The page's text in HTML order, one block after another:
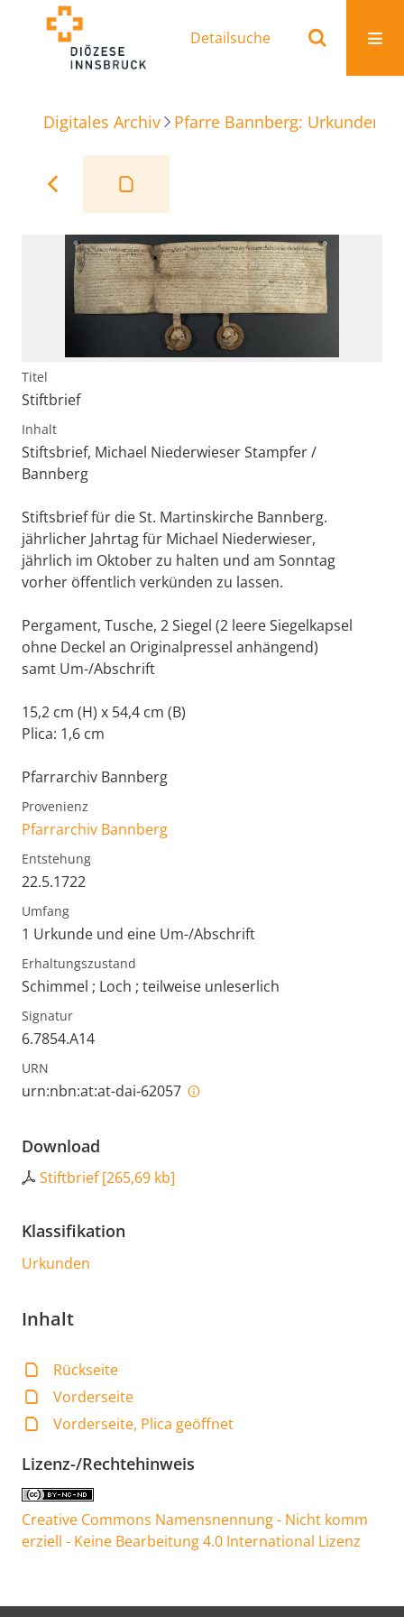
Detailsuche
Digitales Archiv Pfarre Bannberg: Urkunden
Titel
Stiftbrief
Inhalt
Stiftsbrief, Michael Niederwieser Stampfer /
Bannberg
Stiftsbrief für die St. Martinskirche Bannberg.
jährlicher Jahrtag für Michael Niederwieser,
jährlich im Oktober zu halten und am Sonntag
vorher öffentlich verkünden zu lassen.
Pergament, Tusche, 2 Siegel (2 leere Siegelkapsel
ohne Deckel an Originalpressel anhängend)
samt Um-/Abschrift
15,2 cm (H) x 54,4 cm (B)
Plica: 1,6 cm
Pfarrarchiv Bannberg
Provenienz
Pfarrarchiv Bannberg
Entstehung
22.5.1722
Umfang
1 Urkunde und eine Um-/Abschrift
Erhaltungszustand
Schimmel ; Loch ; teilweise unleserlich
Signatur
6.7854.A14
URN
urn:nbn:at:at-dai-62057
Download
Stiftbrief[265,69 kb]
Klassifikation
Urkunden
Inhalt
Rückseite
Vorderseite
Vorderseite, Plica geöffnet
Lizenz-/Rechtehinweis
Creative Commons Namensnennung - Nicht komm
erziell - Keine Bearbeitung 4.0 International Lizenz